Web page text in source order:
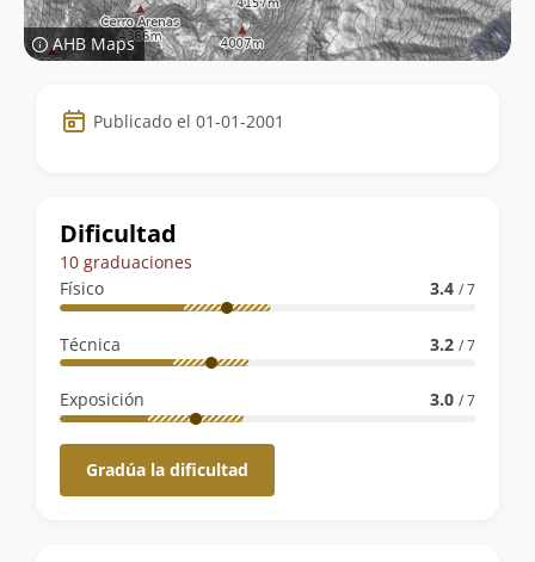
AHB Maps
Datos
de
ruta
Publicado el 01-01-2001
Dificultad
10 graduaciones
Físico
3.4 / 7
Técnica 3.2 / 7
Exposición 3.0 / 7
Gradúa la dificultad